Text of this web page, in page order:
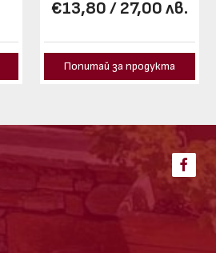
€13,80 / 27,00 лв.
Попитай за продукта